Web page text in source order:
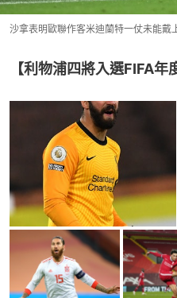
沙拿表明歐聯作客米迪蘭特一仗未能戴
【利物浦四將入選FIFA年